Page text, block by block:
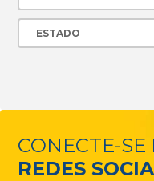
CONECTE-SE
REDES